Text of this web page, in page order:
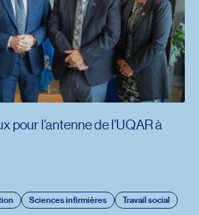
Sciences infirmières Travail social
pour l’antenne de l’UQAR à